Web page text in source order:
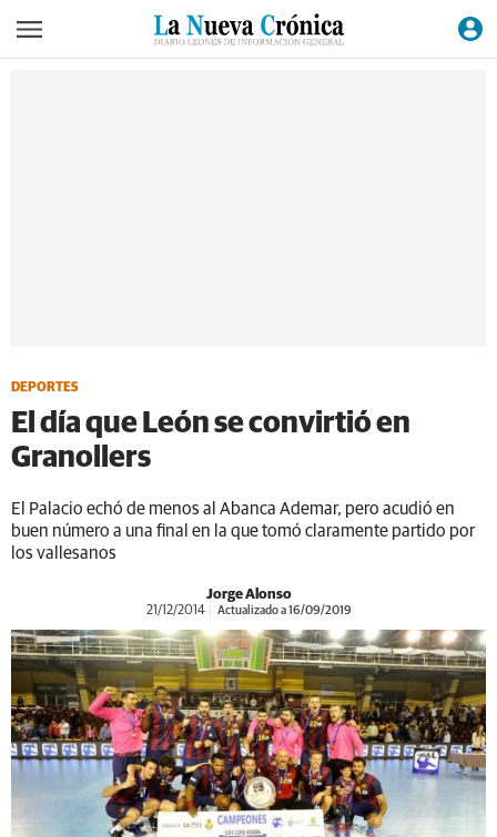
DEPORTES
El día que León se convirtió en
Granollers
El Palacio echó de menos al Abanca Ademar, pero acudió en
buen número a una final en la que tomó claramente partido por
los vallesanos
Jorge Alonso
21/12/2014 Actualizado a 16/09/2019